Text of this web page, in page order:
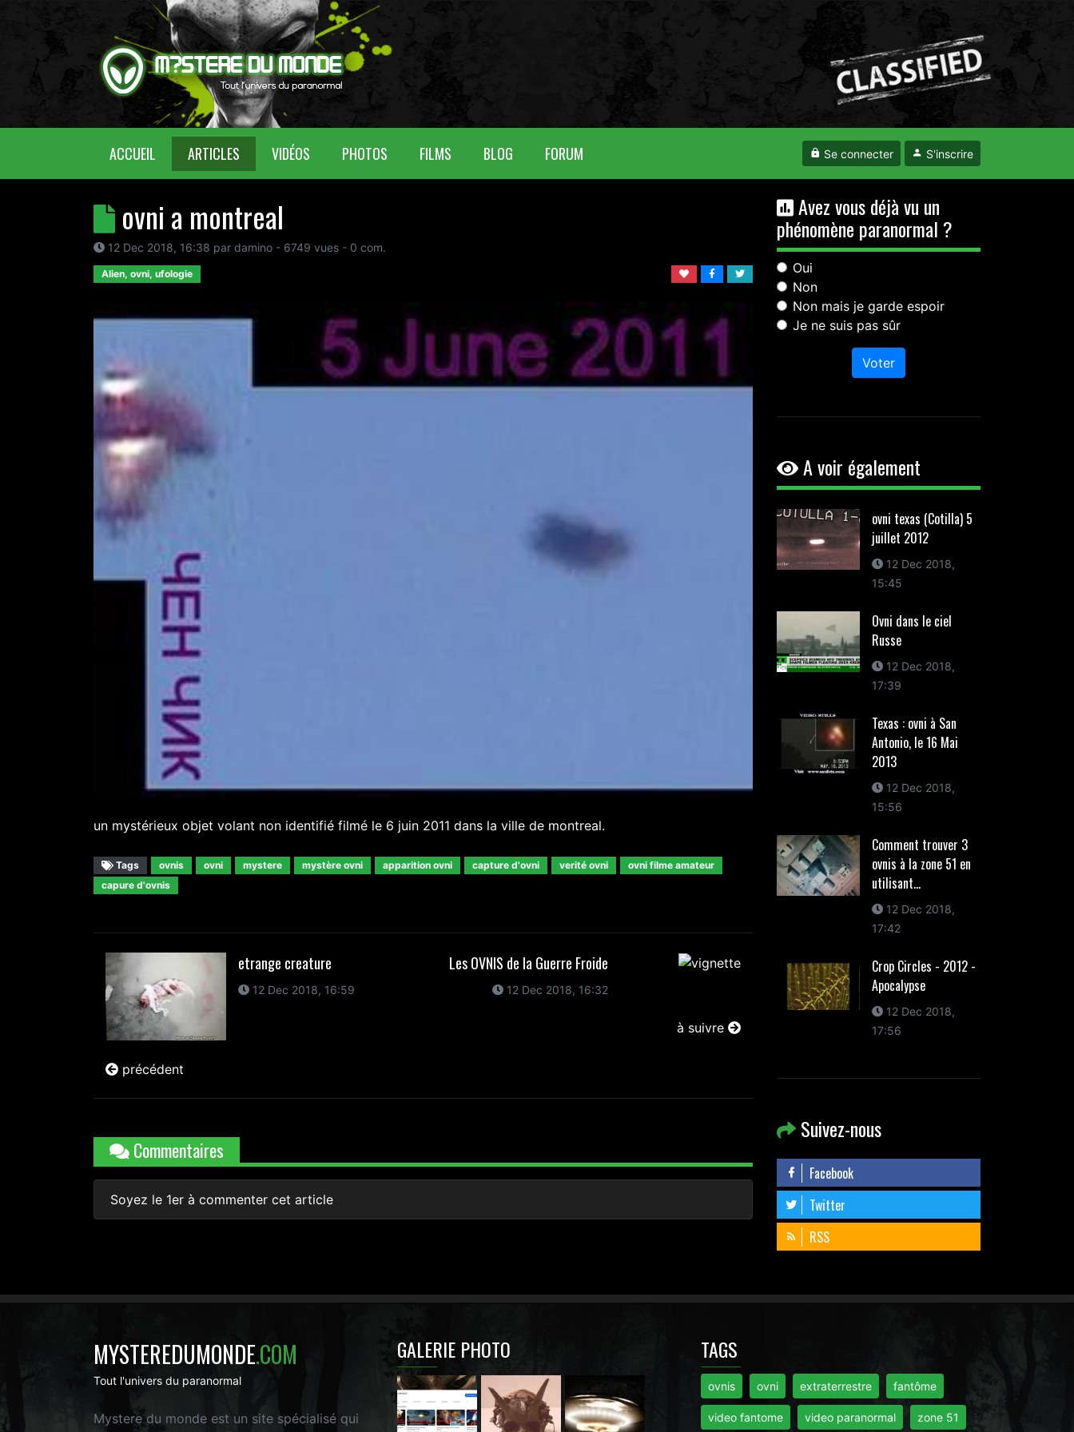
ACCUEIL (CURRENT)ARTICLES VIDÉOS PHOTOS FILMS BLOG FORUM Se connecter S'inscrire
ovni a montreal
12 Dec 2018, 16:38 par damino - 6749 vues - 0 com.
Alien, ovni, ufologie
un mystérieux objet volant non identifié filmé le 6 juin 2011 dans la ville de montreal.
Tags ovnis ovni mystere mystère ovni apparition ovni capture d'ovni verité ovni
ovni filme amateur
capure d'ovnis
etrange creature
12 Dec 2018, 16:59
précédent
Les OVNIS de la Guerre Froide
12 Dec 2018, 16:32
à suivre
Commentaires
Soyez le 1er à commenter cet article
Avez vous déjà vu un
phénomène paranormal ?
Oui
Non
Non mais je garde espoir
Je ne suis pas sûr
Voter
A voir également
ovni texas (Cotilla) 5
juillet 2012
12 Dec 2018,
15:45
Ovni dans le ciel
Russe
12 Dec 2018,
17:39
Texas : ovni à San
Antonio, le 16 Mai
2013
12 Dec 2018,
15:56
Comment trouver 3
ovnis à la zone 51 en
utilisant...
12 Dec 2018,
17:42
Crop Circles - 2012 -
Apocalypse
12 Dec 2018,
17:56
Suivez-nous
Facebook
Twitter
RSS
MYSTEREDUMONDE.COM
Tout l'univers du paranormal
Mystere du monde est un site spécialisé qui
GALERIE PHOTO TAGS
ovnis ovni extraterrestre fantôme
video fantome video paranormal zone 51